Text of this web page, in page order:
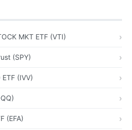
MKT ETF (VTI)
(SPY)
(IVV)
(EFA)